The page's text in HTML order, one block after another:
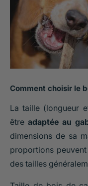
Comment choisir le
La taille (longueur
être adaptée au
dimensions de sa
proportions
des tailles